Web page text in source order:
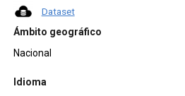
Dataset
Ámbito geográfico
Nacional
Idioma